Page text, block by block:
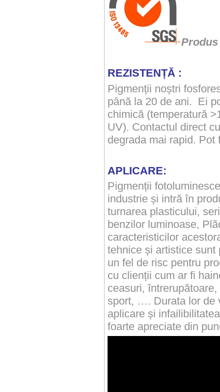
REZISTENȚĂ :
Pigmenții noștri
până la 20 de ani. Ei
chimică (temperatură
UV). Contactul direct
degrada mai rapid. Pot
APLICARE:
Pigmenții
industrie și intră în
turnarea plasticului,
benzilor luminoase,
caracteristicilor
tehnice și artistice
un fel de risc pentru
cu clienții cum ar fi
ceasuri,
sport, …. Durata lor de
aplicare și
foarte apreciate din